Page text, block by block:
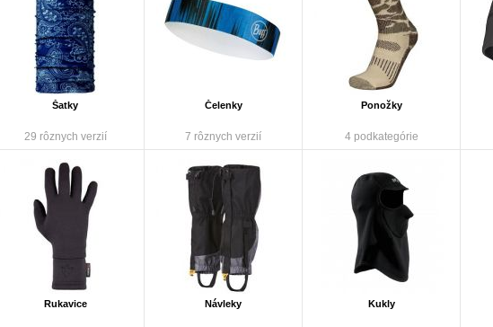
Šatky
29 rôznych verzií
Čelenky
7 rôznych verzií
Ponožky
4 podkategórie
Rukavice Návleky Kukly